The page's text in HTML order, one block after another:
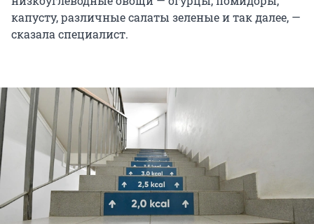
капусту, различные салаты зеленые и так далее, —
сказала специалист.